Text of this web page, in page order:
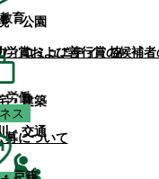
・公園
・コミュニティ・協
・建築
・交通
賞および善行賞の候補
ス
募について
育
労働